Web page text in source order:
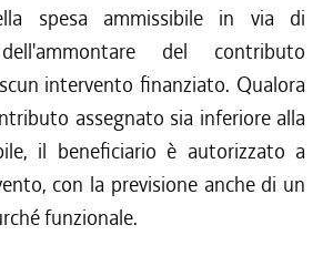
spesa ammissibile in via di
del contributo
intervento finanziato. Qualora
assegnato sia inferiore alla
il beneficiario è autorizzato a
con la previsione anche di un
funzionale.